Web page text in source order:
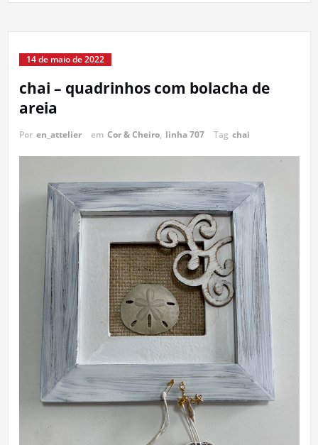
14 de maio de 2022
chai – quadrinhos com bolacha de
areia
Por en_attelier em Cor & Cheiro, linha 707 Tag chai